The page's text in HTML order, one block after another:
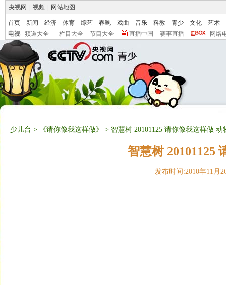
央视网 视频 网站地图
首页 新闻 经济 体育 综艺 春晚 戏曲 音乐 科教 青少 文化
艺术
电视
频道大全 栏目大全 节目大全 直播中国 赛事直播 网络
少儿台 > 《请你像我这样做》 > 智慧树 20101125 请你像我这样做 动
智慧树 20101125
发布时间:2010年11月